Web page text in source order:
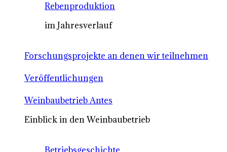
Rebenproduktion
im Jahresverlauf
Forschungsprojekte an denen wir teilnehmen
Veröffentlichungen
Weinbaubetrieb Antes
Einblick in den Weinbaubetrieb